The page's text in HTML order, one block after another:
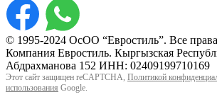
© 1995-2024 ОсОО “Евростиль”. Все
Компания Евростиль. Кыргызская
Абдрахманова 152 ИНН: 02409199710169
Этот сайт защищен reCAPTCHA, Политикой
использования Google.